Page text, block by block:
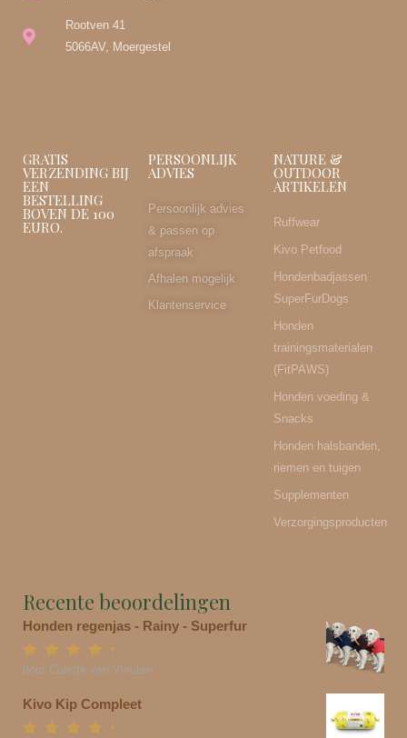
Rootven 41
5066AV, Moergestel
GRATIS
VERZENDING BIJ
EEN
BESTELLING
BOVEN DE 100
EURO.
PERSOONLIJK
ADVIES
Persoonlijk advies
& passen op
afspraak
Afhalen mogelijk
Klantenservice
NATURE &
OUTDOOR
ARTIKELEN
Ruffwear
Kivo Petfood
Hondenbadjassen
SuperFurDogs
Honden
trainingsmaterialen
(FitPAWS)
Honden voeding &
Snacks
Honden halsbanden,
riemen en tuigen
Supplementen
Verzorgingsproducten
Recente beoordelingen
Honden regenjas - Rainy - Superfur
Gewaardeerd5
door Colette van Vleuten
Kivo Kip Compleet